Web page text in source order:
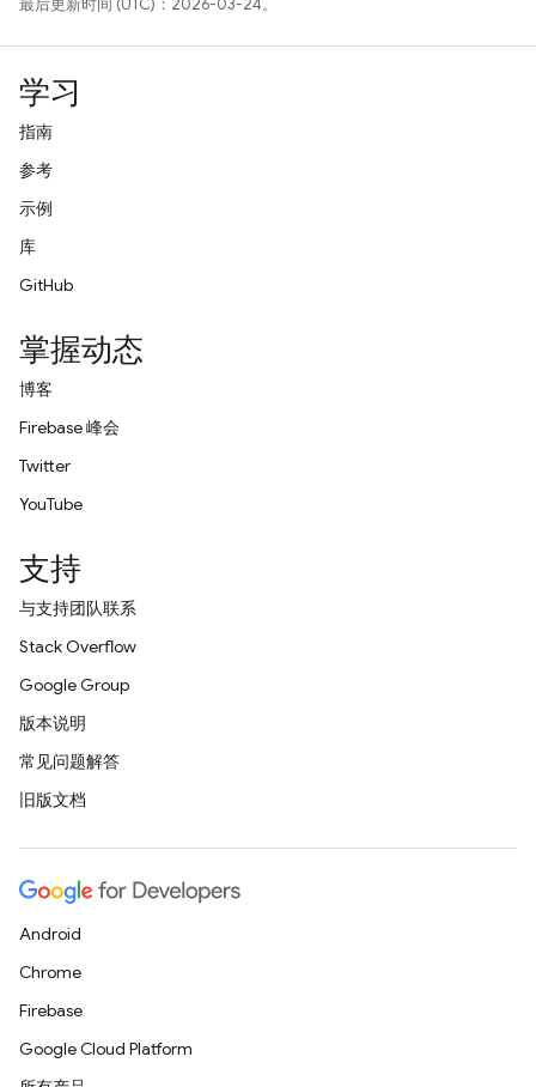
最后更新时间 (UTC)：2026-03-24。
学习
指南
参考
示例
库
GitHub
掌握动态
博客
Firebase 峰会
Twitter
YouTube
支持
与支持团队联系
Stack Overflow
Google Group
版本说明
常见问题解答
旧版文档
Android
Chrome
Firebase
Google Cloud Platform